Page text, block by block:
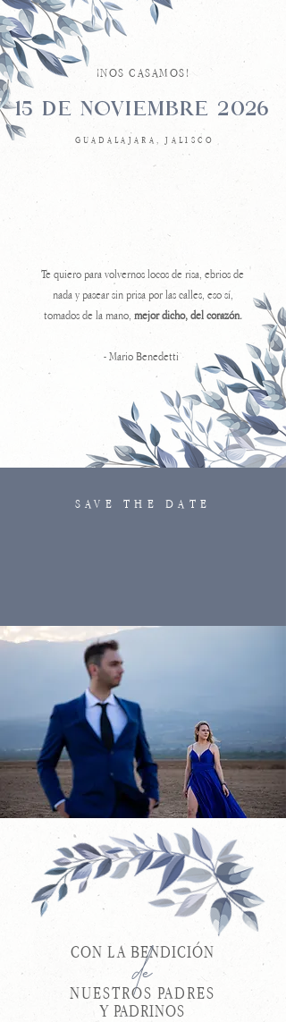
¡NOS CASAMOS!
15 DE NOVIEMBRE 2026
GUADALAJARA, JALISCO
Te quiero para volvernos locos de risa, ebrios de
nada y pasear sin prisa por las calles, eso sí,
tomados de la mano, mejor dicho, del corazón.
- Mario Benedetti
SAVE THE DATE
CON LA BENDICIÓN
NUESTROS PADRES
Y PADRINOS
de